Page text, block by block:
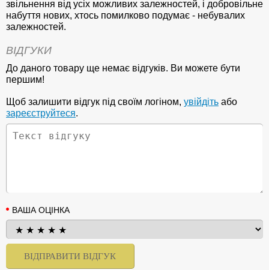
звільнення від усіх можливих залежностей, і добровільне
набуття нових, хтось помилково подумає - небувалих
залежностей.
ВІДГУКИ
До даного товару ще немає відгуків. Ви можете бути
першим!
Щоб залишити відгук під своїм логіном, увійдіть або
зареєструйтеся.
ВАША ОЦІНКА